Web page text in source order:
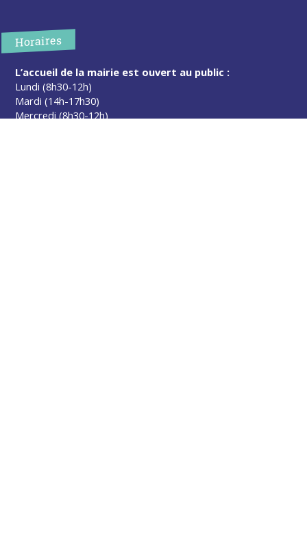
Horaires
L’accueil de la mairie est ouvert au public :
Lundi (8h30-12h)
Mardi (14h-17h30)
Mercredi (8h30-12h)